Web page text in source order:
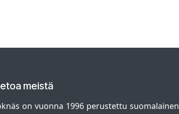
meistä
on vuonna 1996 perustettu suomalainen